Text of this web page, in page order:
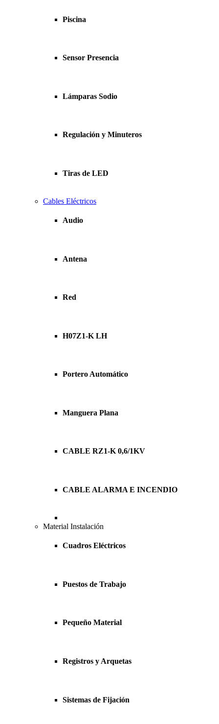
Piscina
Sensor Presencia
Lámparas Sodio
Regulación y Minuteros
Tiras de LED
Cables Eléctricos
Audio
Antena
Red
H07Z1-K LH
Portero Automático
Manguera Plana
CABLE RZ1-K 0,6/1KV
CABLE ALARMA E INCENDIO
Material Instalación
Cuadros Eléctricos
Puestos de Trabajo
Pequeño Material
Registros y Arquetas
Sistemas de Fijación